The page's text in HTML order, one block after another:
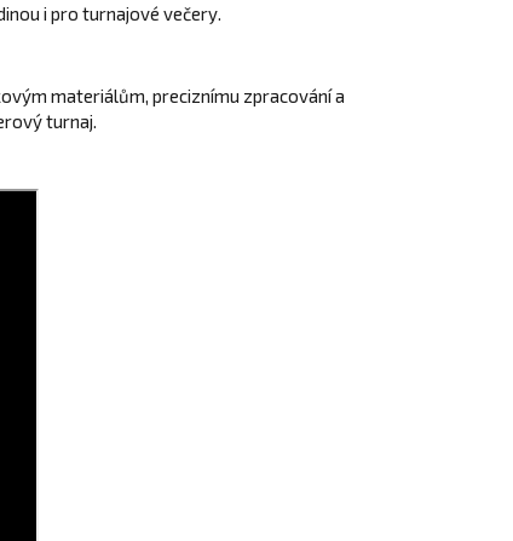
i pro turnajové večery.
materiálům, preciznímu zpracování a
turnaj.